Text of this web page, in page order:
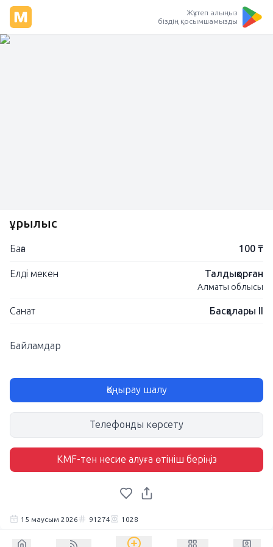
Жүктеп алыңыз
біздің қосымшамызды
Құрылыс
Баға 100 ₸
Елді мекен Талдықорған
Алматы облысы
Санат Басқалары II
Байламдар
Қоңырау шалу
Телефонды көрсету
KMF-тен несие алуға өтініш беріңіз
15 маусым 2026 91274 1028